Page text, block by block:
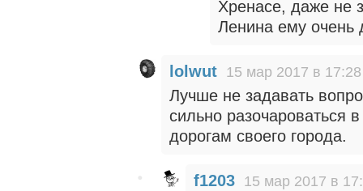
Хренасе, даже не
Ленина ему очень
lolwut 15 мар 2017 в 17:28
Лучше не задавать
сильно разочароваться
дорогам своего города.
f1203 15 мар 2017 в